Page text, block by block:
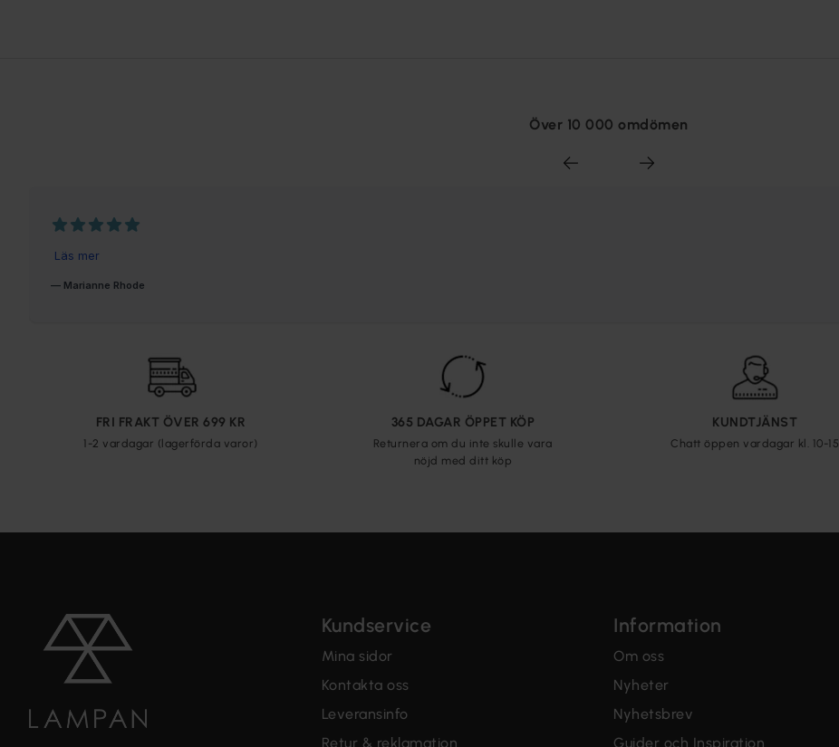
Över 10 000 omdömen
FRI FRAKT ÖVER 699 KR
1-2 vardagar (lagerförda varor)
365 DAGAR ÖPPET KÖP
Returnera om du inte skulle vara
nöjd med ditt köp
KUNDTJÄNST
Chatt öppen vardagar kl. 10-15
Kundservice
Mina sidor
Kontakta oss
Leveransinfo
Retur & reklamation
Information
Om oss
Nyheter
Nyhetsbrev
Guider och Inspiration